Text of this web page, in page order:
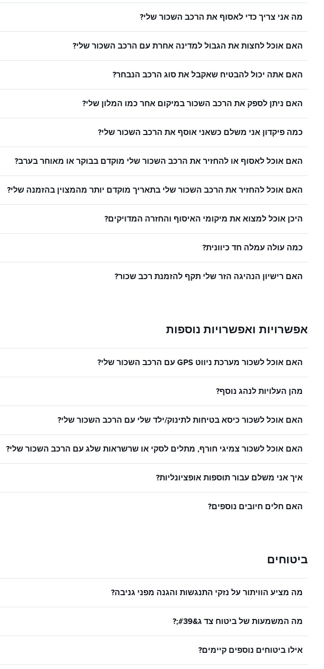
מה אני צריך כדי לאסוף את הרכב השכור שלי?
האם אוכל לחצות את הגבול למדינה אחרת עם הרכב השכור שלי?
האם אתה יכול להבטיח שאקבל את סוג הרכב הנבחר?
האם ניתן לספק את הרכב השכור במיקום אחר כמו המלון שלי?
כמה פיקדון אני משלם כשאני אוסף את הרכב השכור שלי?
האם אוכל לאסוף או להחזיר את הרכב השכור שלי מוקדם בבוקר או מאוחר בערב?
האם אוכל להחזיר את הרכב השכור שלי בתאריך מוקדם יותר מהמצוין בהזמנה שלי?
היכן אוכל למצוא את מיקומי האיסוף והחזרה המדויקים?
כמה עולה עמלה חד כיוונית?
האם רישיון הנהיגה הזר שלי תקף להזמנת רכב שכור?
אפשרויות ואפשרויות נוספות
האם אוכל לשכור מערכת ניווט GPS עם הרכב השכור שלי?
מהן העלויות לנהג נוסף?
האם אוכל לשכור כיסא בטיחות לתינוק/ילד שלי עם הרכב השכור שלי?
האם אוכל לשכור צמיגי חורף, מתלים לסקי או שרשראות שלג עם הרכב השכור שלי?
איך אני משלם עבור תוספות אופציונליות?
האם חלים חיובים נוספים?
ביטוחים
מה מציע הוויתור על נזקי התנגשות והגנה מפני גניבה?
מה המשמעות של ביטוח צד ג&#39;?
אילו ביטוחים נוספים קיימים?